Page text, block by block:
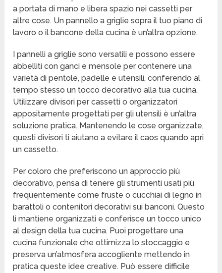
a portata di mano e libera spazio nei cassetti per
altre cose. Un pannello a griglie sopra il tuo piano di
lavoro o il bancone della cucina è un’altra opzione.
I pannelli a griglie sono versatili e possono essere
abbelliti con ganci e mensole per contenere una
varietà di pentole, padelle e utensili, conferendo al
tempo stesso un tocco decorativo alla tua cucina.
Utilizzare divisori per cassetti o organizzatori
appositamente progettati per gli utensili è un’altra
soluzione pratica. Mantenendo le cose organizzate,
questi divisori ti aiutano a evitare il caos quando apri
un cassetto.
Per coloro che preferiscono un approccio più
decorativo, pensa di tenere gli strumenti usati più
frequentemente come fruste o cucchiai di legno in
barattoli o contenitori decorativi sui banconi. Questo
li mantiene organizzati e conferisce un tocco unico
al design della tua cucina. Puoi progettare una
cucina funzionale che ottimizza lo stoccaggio e
preserva un’atmosfera accogliente mettendo in
pratica queste idee creative. Può essere difficile